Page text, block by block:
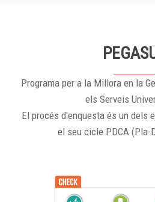
Programa per a la Millora en la
els Serveis
El procés d'enquesta és un dels
el seu cicle PDCA (Pla-